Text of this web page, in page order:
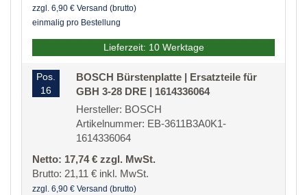
zzgl. 6,90 € Versand (brutto)
einmalig pro Bestellung
Lieferzeit: 10 Werktage
Pos.
16
BOSCH Bürstenplatte | Ersatzteile für
GBH 3-28 DRE | 1614336064
Hersteller: BOSCH
Artikelnummer: EB-3611B3A0K1-
1614336064
Netto: 17,74 € zzgl. MwSt.
Brutto: 21,11 € inkl. MwSt.
zzgl. 6,90 € Versand (brutto)